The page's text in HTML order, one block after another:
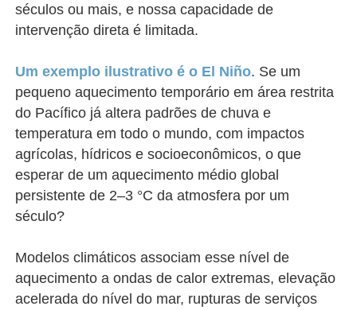
séculos ou mais, e nossa capacidade de
intervenção direta é limitada.
Um exemplo ilustrativo é o El Niño. Se um
pequeno aquecimento temporário em área restrita
do Pacífico já altera padrões de chuva e
temperatura em todo o mundo, com impactos
agrícolas, hídricos e socioeconômicos, o que
esperar de um aquecimento médio global
persistente de 2–3 °C da atmosfera por um
século?
Modelos climáticos associam esse nível de
aquecimento a ondas de calor extremas, elevação
acelerada do nível do mar, rupturas de serviços